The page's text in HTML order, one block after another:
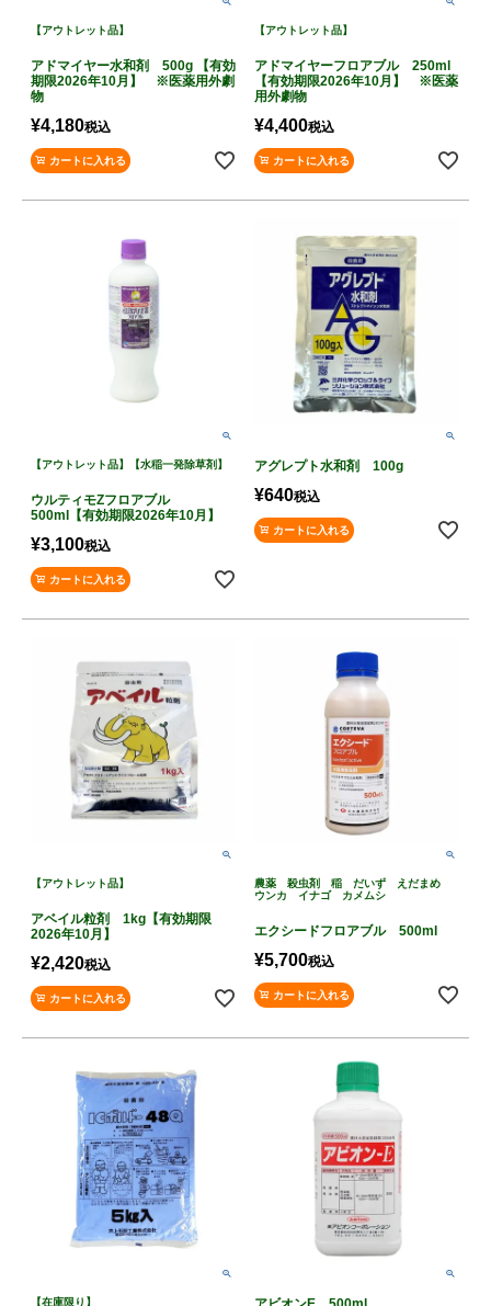
【アウトレット品】
アドマイヤー水和剤 500g 【有効
期限2026年10月】 ※医薬用外劇
物
¥4,180税込
カートに入れる
【アウトレット品】
アドマイヤーフロアブル 250ml
【有効期限2026年10月】 ※医薬
用外劇物
¥4,400税込
カートに入れる
【アウトレット品】【水稲一発除草剤】
ウルティモZフロアブル
500ml【有効期限2026年10月】
¥3,100税込
カートに入れる
アグレプト水和剤 100g
¥640税込
カートに入れる
【アウトレット品】
アベイル粒剤 1kg【有効期限
2026年10月】
¥2,420税込
カートに入れる
農薬 殺虫剤 稲 だいず えだまめ
ウンカ イナゴ カメムシ
エクシードフロアブル 500ml
¥5,700税込
カートに入れる
【在庫限り】